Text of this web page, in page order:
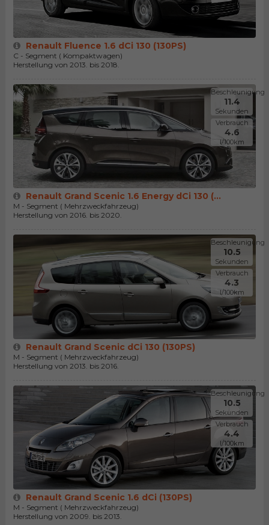
Renault Fluence 1.6 dCi 130 (130PS)
C - Segment ( Kompaktwagen)
Herstellung von 2013. bis 2018.
Beschleunigung
11.4
Sekunden
Verbrauch
4.6
l/100km
Renault Grand Scenic 1.6 Energy dCi 130 (...
M - Segment ( Mehrzweckfahrzeug)
Herstellung von 2016. bis 2020.
Beschleunigung
10.5
Sekunden
Verbrauch
4.3
l/100km
Renault Grand Scenic dCi 130 (130PS)
M - Segment ( Mehrzweckfahrzeug)
Herstellung von 2013. bis 2016.
Beschleunigung
10.5
Sekunden
Verbrauch
4.4
l/100km
Renault Grand Scenic 1.6 dCi (130PS)
M - Segment ( Mehrzweckfahrzeug)
Herstellung von 2009. bis 2013.